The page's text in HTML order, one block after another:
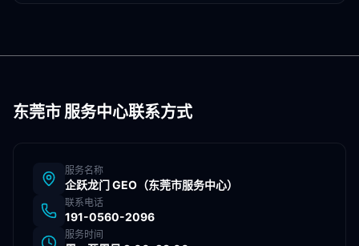
东莞市服务中心联系方式
服务名称
企跃龙门 GEO（东莞市服务中心）
联系电话
191-0560-2096
服务时间